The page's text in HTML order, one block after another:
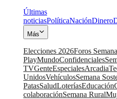
Últimas
noticiasPolíticaNaciónDinero
Más
Elecciones 2026Foros Semana
PlayMundoConfidenciales
TVGenteEspecialesArcadia
UnidosVehículosSemana
PatasSaludLoteríasEducación
colaboraciónSemana Rural